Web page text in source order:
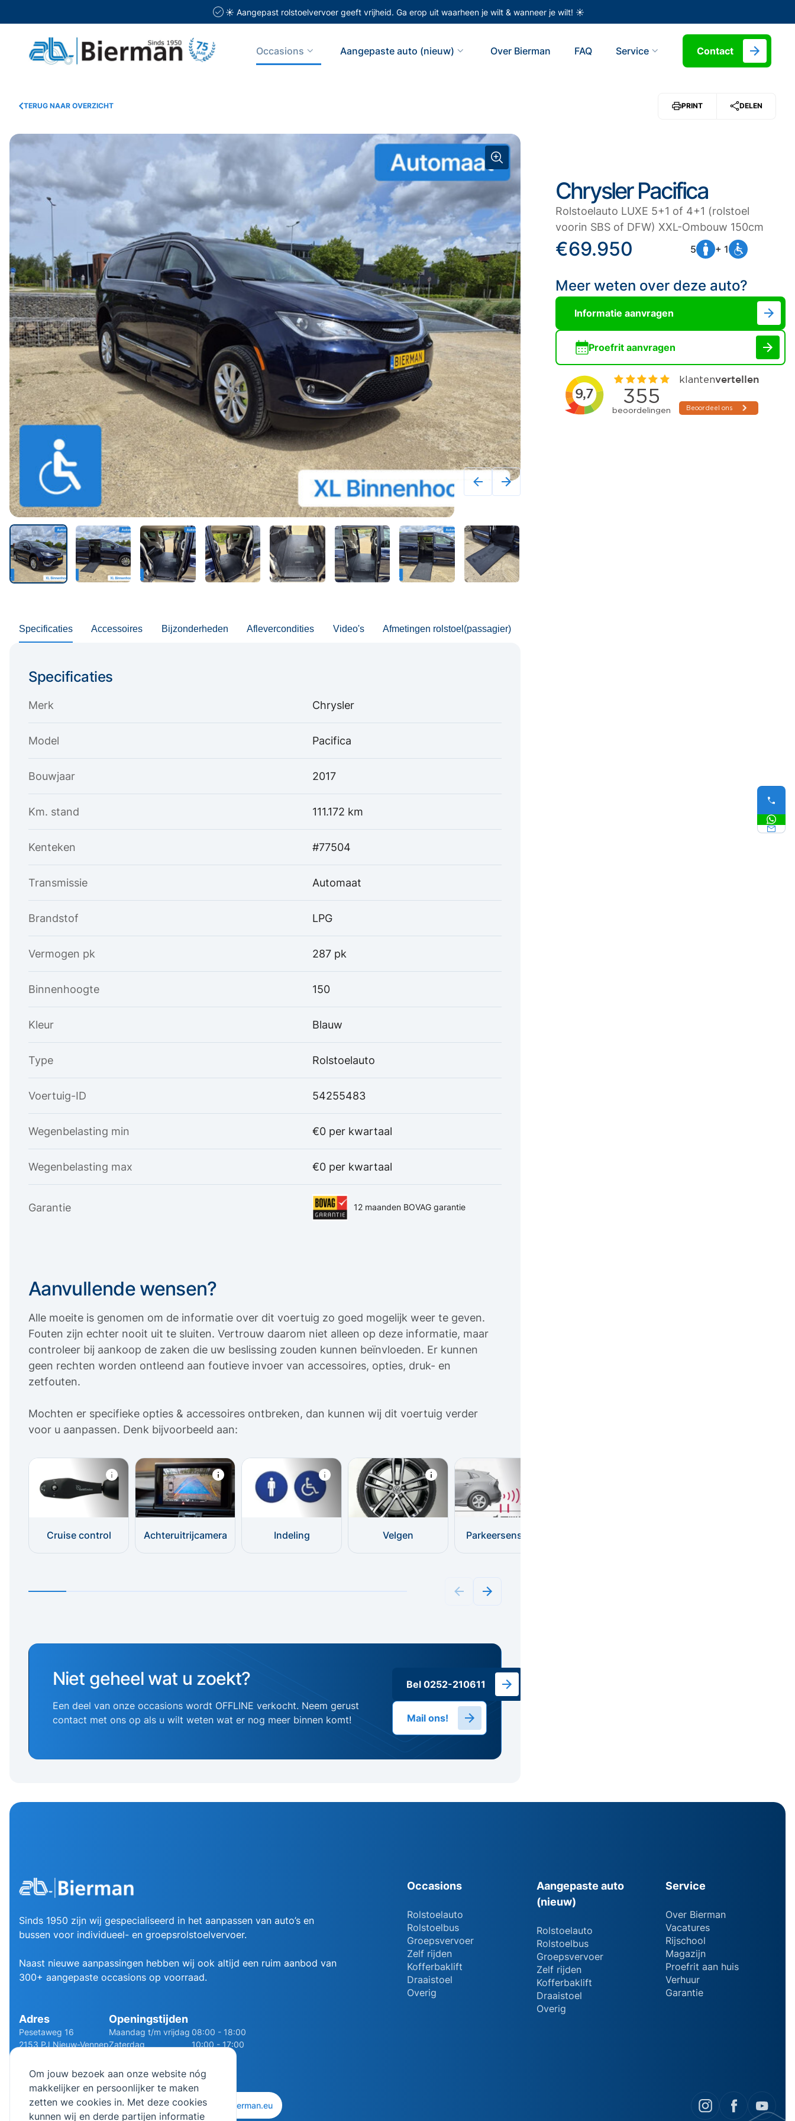
Om jouw bezoek aan onze website nóg
makkelijker en persoonlijker te maken
zetten we cookies in. Met deze cookies
kunnen wij en derde partijen informatie
☀️ Aangepast rolstoelvervoer geeft vrijheid. Ga erop uit waarheen je wilt & wanneer je wilt! ☀️
Occasions Aangepaste auto (nieuw) Over Bierman FAQ Service Contact
TERUG NAAR OVERZICHT PRINT DELEN
Specificaties Accessoires Bijzonderheden Aflevercondities Video's Afmetingen rolstoel(passagier)
Specificaties
Merk Chrysler
Model Pacifica
Bouwjaar 2017
Km. stand 111.172 km
Kenteken #77504
Transmissie Automaat
Brandstof LPG
Vermogen pk 287 pk
Binnenhoogte 150
Kleur Blauw
Type Rolstoelauto
Voertuig-ID 54255483
Wegenbelasting min €0 per kwartaal
Wegenbelasting max €0 per kwartaal
Garantie 12 maanden BOVAG garantie
Aanvullende wensen?
Alle moeite is genomen om de informatie over dit voertuig zo goed mogelijk weer te geven.
Fouten zijn echter nooit uit te sluiten. Vertrouw daarom niet alleen op deze informatie, maar
controleer bij aankoop de zaken die uw beslissing zouden kunnen beïnvloeden. Er kunnen
geen rechten worden ontleend aan foutieve invoer van accessoires, opties, druk- en
zetfouten.
Mochten er specifieke opties & accessoires ontbreken, dan kunnen wij dit voertuig verder
voor u aanpassen. Denk bijvoorbeeld aan:
Cruise control Achteruitrijcamera Indeling Velgen Parkeersensoren
Niet geheel wat u zoekt?
Een deel van onze occasions wordt OFFLINE verkocht. Neem gerust
contact met ons op als u wilt weten wat er nog meer binnen komt!
Bel 0252-210611
Mail ons!
Chrysler Pacifica
Rolstoelauto LUXE 5+1 of 4+1 (rolstoel
voorin SBS of DFW) XXL-Ombouw 150cm
€69.950 5 + 1
Meer weten over deze auto?
Informatie aanvragen
Proefrit aanvragen
Sinds 1950 zijn wij gespecialiseerd in het aanpassen van auto’s en
bussen voor individueel- en groepsrolstoelvervoer.
Naast nieuwe aanpassingen hebben wij ook altijd een ruim aanbod van
300+ aangepaste occasions op voorraad.
Adres
Pesetaweg 16
2153 PJ Nieuw-Vennep
Openingstijden
Maandag t/m vrijdag 08:00 - 18:00
Zaterdag
10:00 - 17:00
Occasions
Rolstoelauto
Rolstoelbus
Groepsvervoer
Zelf rijden
Kofferbaklift
Draaistoel
Overig
Aangepaste auto
(nieuw)
Rolstoelauto
Rolstoelbus
Groepsvervoer
Zelf rijden
Kofferbaklift
Draaistoel
Overig
Service
Over Bierman
Vacatures
Rijschool
Magazijn
Proefrit aan huis
Verhuur
Garantie
0252 - 210611 06 - 13141322 info@bierman.eu